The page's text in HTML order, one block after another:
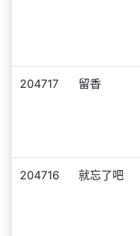
204717 留香
204716 就忘了吧